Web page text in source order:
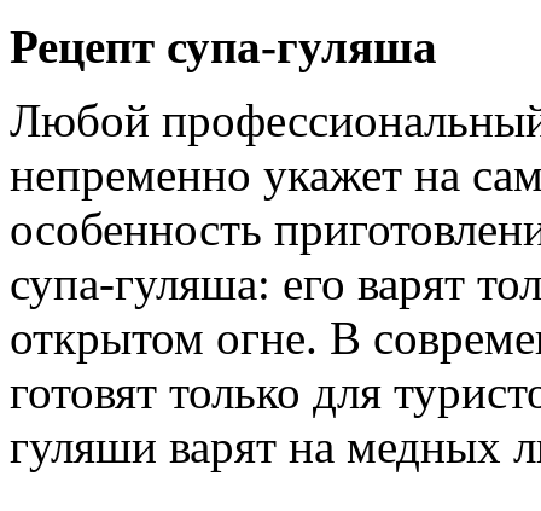
Рецепт супа-гуляша
Любой
непременно укажет на
особенность
супа-гуляша: его варят
открытом огне. В
готовят только для
гуляши варят на медных